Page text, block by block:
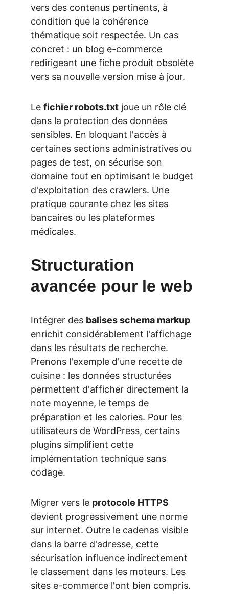
vers des contenus pertinents, à
condition que la cohérence
thématique soit respectée. Un cas
concret : un blog e-commerce
redirigeant une fiche produit obsolète
vers sa nouvelle version mise à jour.
Le fichier robots.txt joue un rôle clé
dans la protection des données
sensibles. En bloquant l'accès à
certaines sections administratives ou
pages de test, on sécurise son
domaine tout en optimisant le budget
d'exploitation des crawlers. Une
pratique courante chez les sites
bancaires ou les plateformes
médicales.
Structuration
avancée pour le web
Intégrer des balises schema markup
enrichit considérablement l'affichage
dans les résultats de recherche.
Prenons l'exemple d'une recette de
cuisine : les données structurées
permettent d'afficher directement la
note moyenne, le temps de
préparation et les calories. Pour les
utilisateurs de WordPress, certains
plugins simplifient cette
implémentation technique sans
codage.
Migrer vers le protocole HTTPS
devient progressivement une norme
sur internet. Outre le cadenas visible
dans la barre d'adresse, cette
sécurisation influence indirectement
le classement dans les moteurs. Les
sites e-commerce l'ont bien compris.